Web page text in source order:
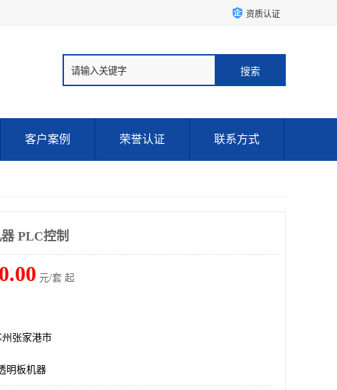
资质认证
客户案例 荣誉认证 联系方式
PLC控制
元/套 起
张家港市
明板机器